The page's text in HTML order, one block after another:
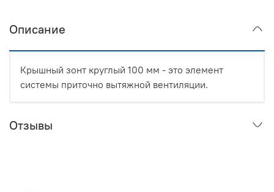
Описание
Крышный зонт круглый 100 мм - это элемент
системы приточно вытяжной вентиляции.
Отзывы